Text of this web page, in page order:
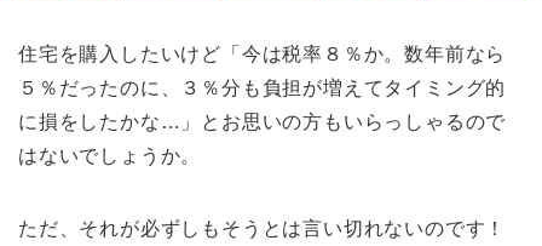
住宅を購入したいけど「今は税率８％か。数年前なら
５％だったのに、３％分も負担が増えてタイミング的
に損をしたかな…」とお思いの方もいらっしゃるので
はないでしょうか。
ただ、それが必ずしもそうとは言い切れないのです！